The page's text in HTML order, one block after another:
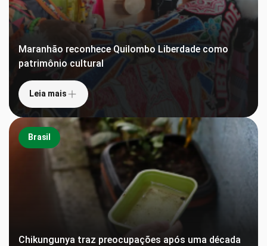
Maranhão reconhece Quilombo Liberdade como
patrimônio cultural
Leia mais
Brasil
Chikungunya traz preocupações após uma década